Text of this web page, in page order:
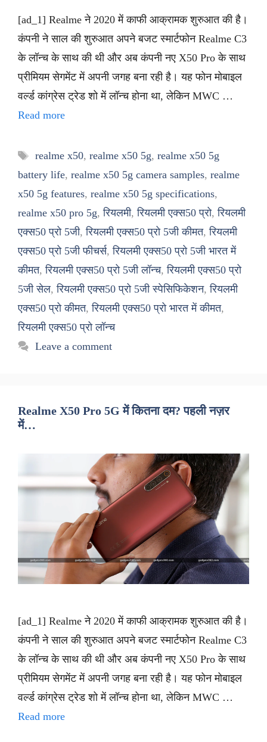
[ad_1] Realme ने 2020 में काफी आक्रामक शुरुआत की है।
कंपनी ने साल की शुरुआत अपने बजट स्मार्टफोन Realme C3
के लॉन्च के साथ की थी और अब कंपनी नए X50 Pro के साथ
प्रीमियम सेगमेंट में अपनी जगह बना रही है। यह फोन मोबाइल
वर्ल्ड कांग्रेस ट्रेड शो में लॉन्च होना था, लेकिन MWC …
Read more
Tags
realme x50, realme x50 5g, realme x50 5g
battery life, realme x50 5g camera samples, realme
x50 5g features, realme x50 5g specifications,
realme x50 pro 5g,रियलमी,रियलमी एक्स50 प्रो,रियलमी
एक्स50 प्रो 5जी,रियलमी एक्स50 प्रो 5जी कीमत,रियलमी
एक्स50 प्रो 5जी फीचर्स,रियलमी एक्स50 प्रो 5जी भारत में
कीमत,रियलमी एक्स50 प्रो 5जी लॉन्च,रियलमी एक्स50 प्रो
5जी सेल,रियलमी एक्स50 प्रो 5जी स्पेसिफिकेशन,रियलमी
एक्स50 प्रो कीमत,रियलमी एक्स50 प्रो भारत में कीमत,
रियलमी एक्स50 प्रो लॉन्च
Leave a comment
Realme X50 Pro 5G में कितना दम? पहली नज़र
में…
[ad_1] Realme ने 2020 में काफी आक्रामक शुरुआत की है।
कंपनी ने साल की शुरुआत अपने बजट स्मार्टफोन Realme C3
के लॉन्च के साथ की थी और अब कंपनी नए X50 Pro के साथ
प्रीमियम सेगमेंट में अपनी जगह बना रही है। यह फोन मोबाइल
वर्ल्ड कांग्रेस ट्रेड शो में लॉन्च होना था, लेकिन MWC …
Read more